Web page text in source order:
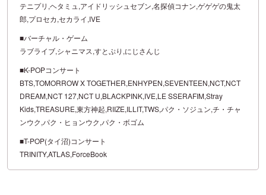
テニプリ,ヘタミュ,アイドリッシュセブン,名探偵コナン,ゲゲゲの鬼太
郎,プロセカ,セカライ,IVE
■バーチャル・ゲーム
ラブライブ,シャニマス,すとぷり,にじさんじ
■K-POPコンサート
BTS,TOMORROW X TOGETHER,ENHYPEN,SEVENTEEN,NCT,NCT
DREAM,NCT 127,NCT U,BLACKPINK,IVE,LE SSERAFIM,Stray
Kids,TREASURE,東方神起,RIIZE,ILLIT,TWS,パク・ソジュン,チ・チャ
ンウク,パク・ヒョンウク,パク・ボゴム
■T-POP(タイ沼)コンサート
TRINITY,ATLAS,ForceBook